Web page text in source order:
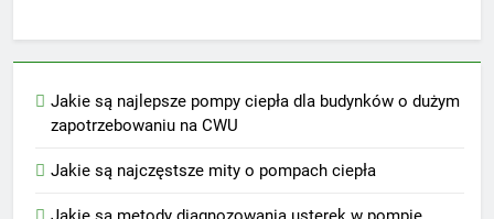
Jakie są najlepsze pompy ciepła dla budynków o dużym
zapotrzebowaniu na CWU
Jakie są najczęstsze mity o pompach ciepła